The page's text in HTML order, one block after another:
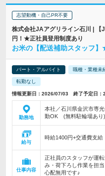
志望動機・自己PR不要
株式会社JAアグリライン石川 |
円！★正社員登用制度あり
お米の【配送補助スタッフ
パート・アルバイト 職種・業種未
転勤なし
情報更新日：2026/07/03 終了予定日：
勤務地
本社／石川県金沢市専
勤OK (無料駐輪場あり)
給与
時給1400円+交通費支給
仕事内容
正社員のスタッフが運
み・荷下ろし作業を担
心配無用です♪